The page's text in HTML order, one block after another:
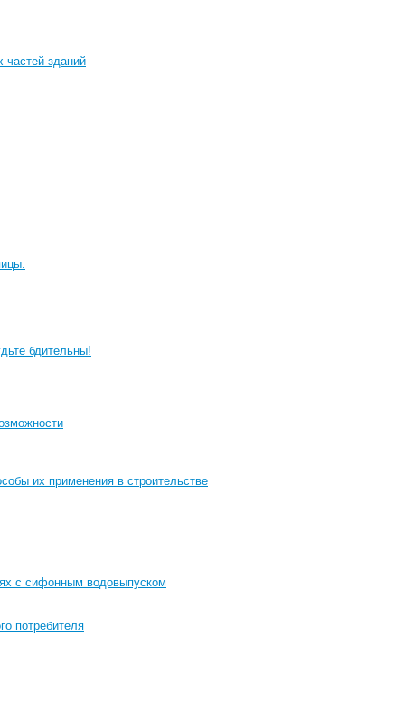
частей зданий
бдительны!
их применения в строительстве
с сифонным водовыпуском
потребителя